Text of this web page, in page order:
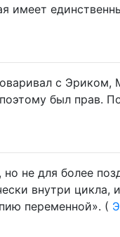
имеет
с
был прав.
не для более
внутри
переменной». (